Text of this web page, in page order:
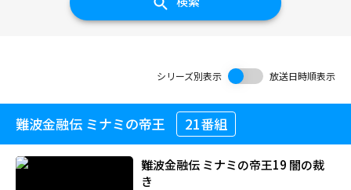
シリーズ別表示 放送日時順表示
難波金融伝 ミナミの帝王 21番組
難波金融伝 ミナミの帝王19 闇の裁
き